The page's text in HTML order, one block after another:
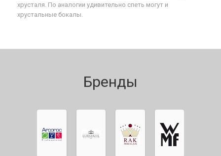
хрусталя. По аналогии удивительно спеть могут и
хрустальные бокалы.
Бренды